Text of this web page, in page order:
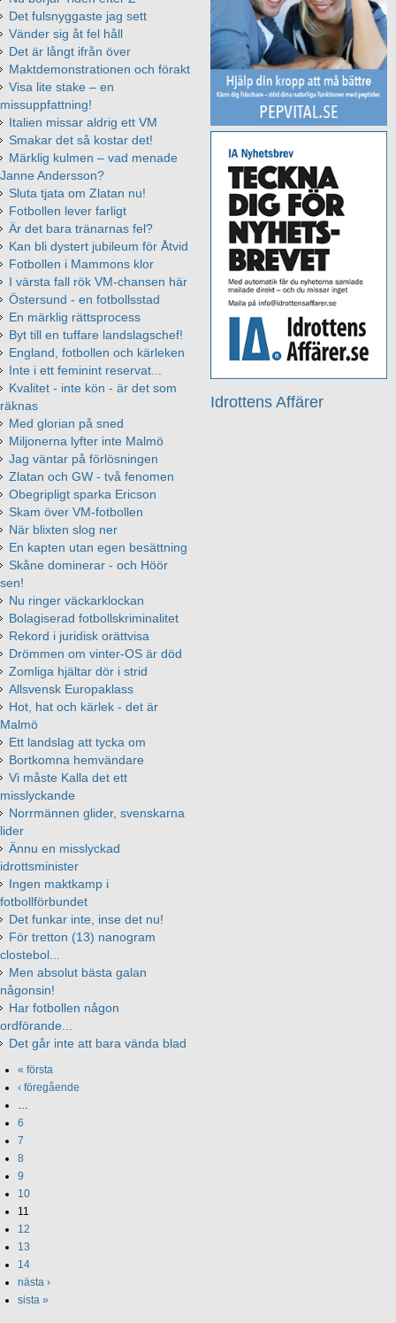
Idrottens Affärer
Det fulsnyggaste jag sett
Vänder sig åt fel håll
Det är långt ifrån över
Maktdemonstrationen och förakt
Visa lite stake – en
missuppfattning!
Italien missar aldrig ett VM
Smakar det så kostar det!
Märklig kulmen – vad menade
Janne Andersson?
Sluta tjata om Zlatan nu!
Fotbollen lever farligt
Är det bara tränarnas fel?
Kan bli dystert jubileum för Åtvid
Fotbollen i Mammons klor
I värsta fall rök VM-chansen här
Östersund - en fotbollsstad
En märklig rättsprocess
Byt till en tuffare landslagschef!
England, fotbollen och kärleken
Inte i ett feminint reservat...
Kvalitet - inte kön - är det som
räknas
Med glorian på sned
Miljonerna lyfter inte Malmö
Jag väntar på förlösningen
Zlatan och GW - två fenomen
Obegripligt sparka Ericson
Skam över VM-fotbollen
När blixten slog ner
En kapten utan egen besättning
Skåne dominerar - och Höör
sen!
Nu ringer väckarklockan
Bolagiserad fotbollskriminalitet
Rekord i juridisk orättvisa
Drömmen om vinter-OS är död
Zomliga hjältar dör i strid
Allsvensk Europaklass
Hot, hat och kärlek - det är
Malmö
Ett landslag att tycka om
Bortkomna hemvändare
Vi måste Kalla det ett
misslyckande
Norrmännen glider, svenskarna
lider
Ännu en misslyckad
idrottsminister
Ingen maktkamp i
fotbollförbundet
Det funkar inte, inse det nu!
För tretton (13) nanogram
clostebol...
Men absolut bästa galan
någonsin!
Har fotbollen någon
ordförande...
Det går inte att bara vända blad
« första
‹ föregående
6
7
8
9
10
11
12
13
14
nästa ›
sista »